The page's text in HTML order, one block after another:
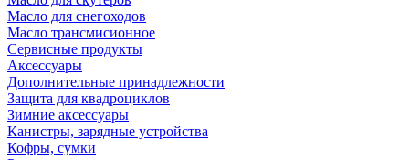
Масло для снегоходов
Масло трансмисионное
Сервисные продукты
Аксессуары
Дополнительные принадлежности
Защита для квадроциклов
Зимние аксессуары
Канистры, зарядные устройства
Кофры, сумки